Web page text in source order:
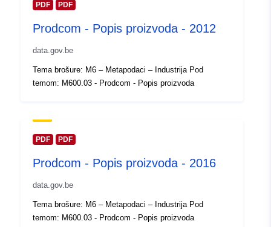
6.41, 51.51 ], [ 6.41, 49.49 ], [
uriRef:
Prava pristupa: public
pokrivenost:
-
31 December 2017
PDF PDF
Prodcom - Popis proizvoda - 2012
data.gov.be
Tema brošure: M6 – Metapodaci – Industrija Pod
temom: M600.03 - Prodcom - Popis proizvoda
PDF PDF
Prodcom - Popis proizvoda - 2016
data.gov.be
Tema brošure: M6 – Metapodaci – Industrija Pod
temom: M600.03 - Prodcom - Popis proizvoda